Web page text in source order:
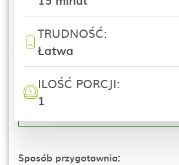
TRUDNOŚĆ:
Łatwa
ILOŚĆ PORCJI:
1
Sposób przygotownia: